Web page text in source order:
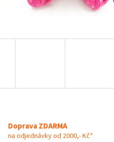
Doprava ZDARMA
na odjednávky od 2000,- Kč*